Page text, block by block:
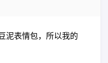
泥表情包，所以我的